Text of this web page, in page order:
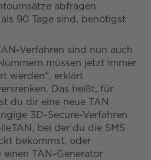
abfragen
90 Tage sind, benötigst
Verfahren sind nun auch
müssen jetzt immer
werden“, erklärt
Das heißt, für
du dir eine neue TAN
3D-Secure-Verfahren
bei der du die SMS
bekommst, oder
TAN-Generator